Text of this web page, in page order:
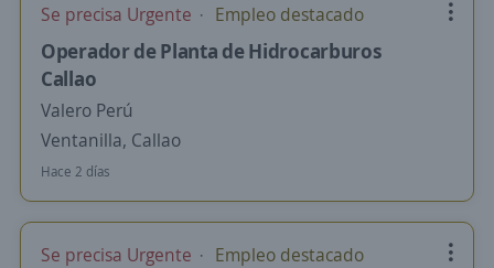
Se precisa Urgente Empleo destacado
Operador de Planta de Hidrocarburos
Callao
Valero Perú
Ventanilla, Callao
Hace 2 días
Se precisa Urgente Empleo destacado